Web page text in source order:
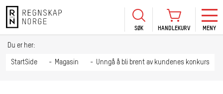
SØK HANDLEKURV MENY
Se
Du er her:
StartSide Magasin Unngå å bli brent av kundenes konkurs